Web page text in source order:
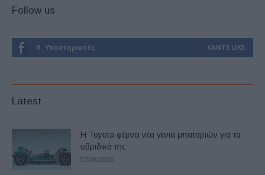
Follow us
0 Υποστηρικτές ΚΆΝΤΕ LIKE
Latest
Η Toyota φέρνει νέα γενιά μπαταριών για τα
υβριδικά της
07/08/2026